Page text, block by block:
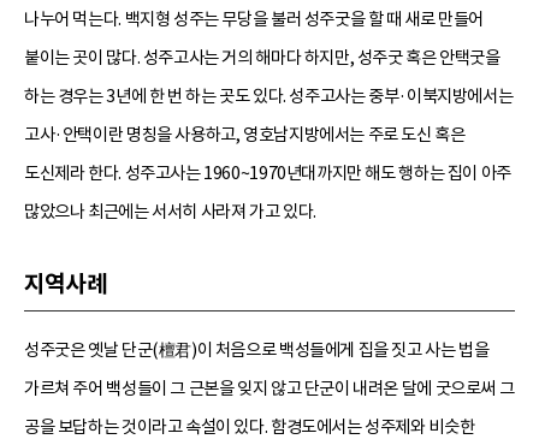
나누어 먹는다. 백지형 성주는 무당을 불러 성주굿을 할 때 새로 만들어
붙이는 곳이 많다. 성주고사는 거의 해마다 하지만, 성주굿 혹은 안택굿을
하는 경우는 3년에 한 번 하는 곳도 있다. 성주고사는 중부·이북지방에서는
고사·안택이란 명칭을 사용하고, 영호남지방에서는 주로 도신 혹은
도신제라 한다. 성주고사는 1960~1970년대까지만 해도 행하는 집이 아주
많았으나 최근에는 서서히 사라져 가고 있다.
지역사례
성주굿은 옛날 단군(檀君)이 처음으로 백성들에게 집을 짓고 사는 법을
가르쳐 주어 백성들이 그 근본을 잊지 않고 단군이 내려온 달에 굿으로써 그
공을 보답하는 것이라고 속설이 있다. 함경도에서는 성주제와 비슷한